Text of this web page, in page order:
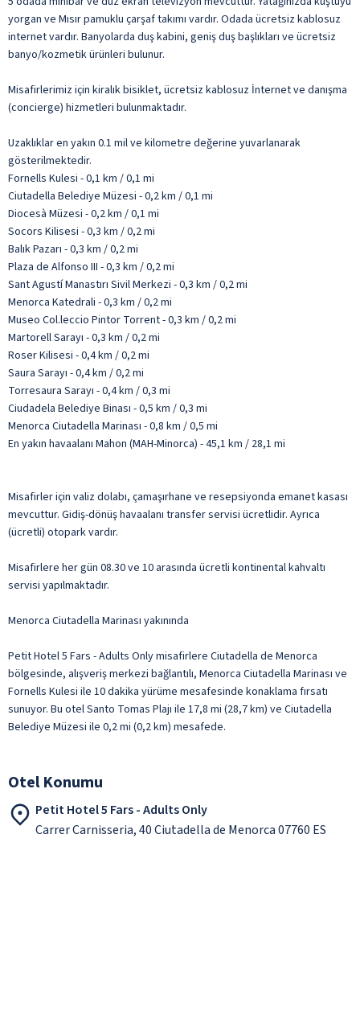
yorgan ve Mısır pamuklu çarşaf takımı vardır. Odada ücretsiz kablosuz
internet vardır. Banyolarda duş kabini, geniş duş başlıkları ve ücretsiz
banyo/kozmetik ürünleri bulunur.
Misafirlerimiz için kiralık bisiklet, ücretsiz kablosuz İnternet ve danışma
(concierge) hizmetleri bulunmaktadır.
Uzaklıklar en yakın 0.1 mil ve kilometre değerine yuvarlanarak
gösterilmektedir.
Fornells Kulesi - 0,1 km / 0,1 mi
Ciutadella Belediye Müzesi - 0,2 km / 0,1 mi
Diocesà Müzesi - 0,2 km / 0,1 mi
Socors Kilisesi - 0,3 km / 0,2 mi
Balık Pazarı - 0,3 km / 0,2 mi
Plaza de Alfonso III - 0,3 km / 0,2 mi
Sant Agustí Manastırı Sivil Merkezi - 0,3 km / 0,2 mi
Menorca Katedrali - 0,3 km / 0,2 mi
Museo Col.leccio Pintor Torrent - 0,3 km / 0,2 mi
Martorell Sarayı - 0,3 km / 0,2 mi
Roser Kilisesi - 0,4 km / 0,2 mi
Saura Sarayı - 0,4 km / 0,2 mi
Torresaura Sarayı - 0,4 km / 0,3 mi
Ciudadela Belediye Binası - 0,5 km / 0,3 mi
Menorca Ciutadella Marinası - 0,8 km / 0,5 mi
En yakın havaalanı Mahon (MAH-Minorca) - 45,1 km / 28,1 mi
Misafirler için valiz dolabı, çamaşırhane ve resepsiyonda emanet kasası
mevcuttur. Gidiş-dönüş havaalanı transfer servisi ücretlidir. Ayrıca
(ücretli) otopark vardır.
Misafirlere her gün 08.30 ve 10 arasında ücretli kontinental kahvaltı
servisi yapılmaktadır.
Menorca Ciutadella Marinası yakınında
Petit Hotel 5 Fars - Adults Only misafirlere Ciutadella de Menorca
bölgesinde, alışveriş merkezi bağlantılı, Menorca Ciutadella Marinası ve
Fornells Kulesi ile 10 dakika yürüme mesafesinde konaklama fırsatı
sunuyor. Bu otel Santo Tomas Plajı ile 17,8 mi (28,7 km) ve Ciutadella
Belediye Müzesi ile 0,2 mi (0,2 km) mesafede.
Otel Konumu
Petit Hotel 5 Fars - Adults Only
Carrer Carnisseria, 40 Ciutadella de Menorca 07760 ES